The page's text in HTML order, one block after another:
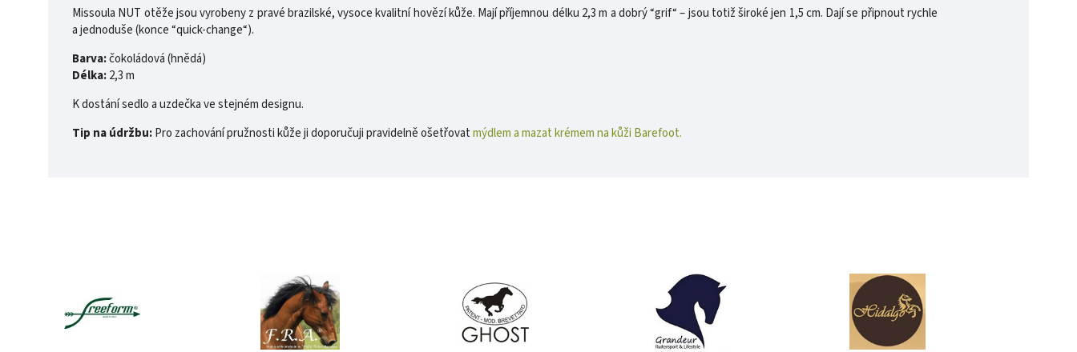
Missoula NUT otěže jsou vyrobeny z pravé brazilské, vysoce kvalitní hovězí kůže. Mají příjemnou délku 2,3 m a dobrý “grif“ – jsou totiž široké jen 1,5 cm. Dají se připnout rychle
a jednoduše (konce “quick-change“).
Barva:čokoládová (hnědá)
Délka:2,3 m
K dostání sedlo a uzdečka ve stejném designu.
Tip na údržbu:Pro zachování pružnosti kůže ji doporučuji pravidelně ošetřovatmýdlem a mazat krémem na kůži Barefoot.